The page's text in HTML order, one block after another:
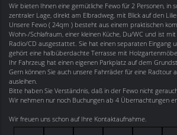
Wir bieten Ihnen eine gemütliche Fewo für 2 Personen, in
zentraler Lage, direkt am Elbradweg, mit Blick auf den
Unsere Fewo ( 24qm ) besteht aus einem praktischen
Wohn-/Schlafraum, einer kleinen Küche, Du/WC und ist mit
Radio/CD ausgestattet. Sie hat einen separaten Eingang
gehört eine halbüberdachte Terrasse mit
Ihr Fahrzeug hat einen eigenen Parkplatz auf dem
Gern können Sie auch unsere Fahrräder für eine Radtour
ausleihen.
Bitte haben Sie Verständnis, daß in der Fewo nicht
Wir nehmen nur noch Buchungen ab 4 Übernachtungen
Wir freuen uns schon auf Ihre Kontaktaufnahme.